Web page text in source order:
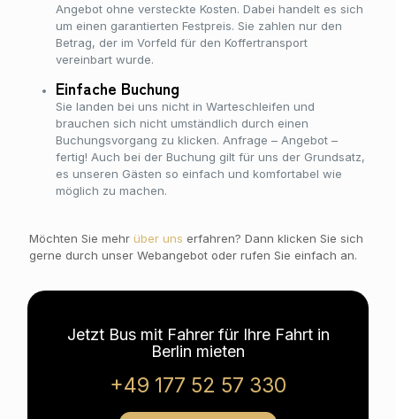
Angebot ohne versteckte Kosten. Dabei handelt es sich
um einen garantierten Festpreis. Sie zahlen nur den
Betrag, der im Vorfeld für den Koffertransport
vereinbart wurde.
Einfache Buchung
Sie landen bei uns nicht in Warteschleifen und
brauchen sich nicht umständlich durch einen
Buchungsvorgang zu klicken. Anfrage – Angebot –
fertig! Auch bei der Buchung gilt für uns der Grundsatz,
es unseren Gästen so einfach und komfortabel wie
möglich zu machen.
Möchten Sie mehr über uns erfahren? Dann klicken Sie sich
gerne durch unser Webangebot oder rufen Sie einfach an.
Jetzt Bus mit Fahrer für Ihre Fahrt in
Berlin mieten
+49 177 52 57 330